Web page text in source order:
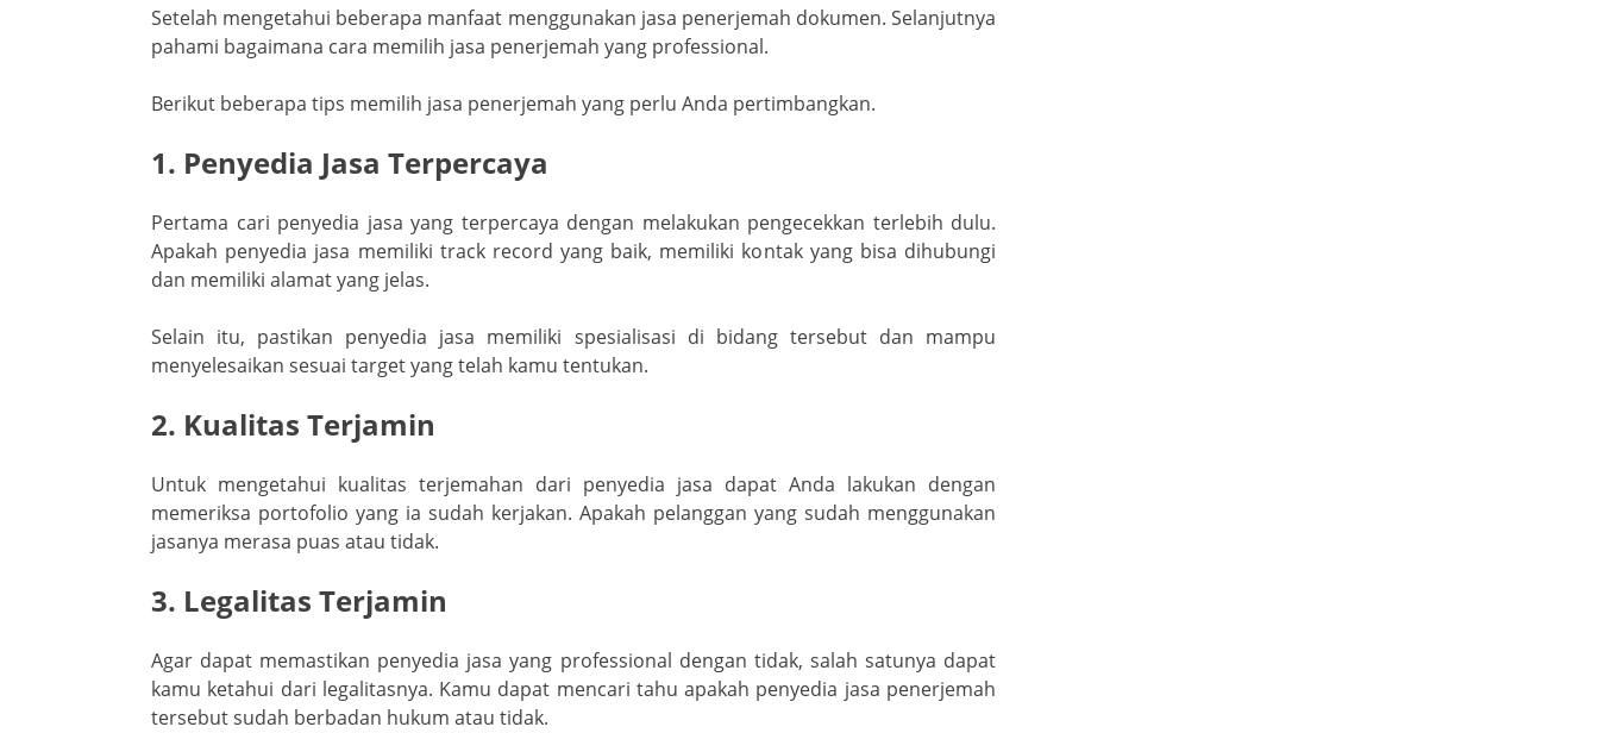
Setelah mengetahui beberapa manfaat menggunakan jasa penerjemah dokumen. Selanjutnya
pahami bagaimana cara memilih jasa penerjemah yang professional.
Berikut beberapa tips memilih jasa penerjemah yang perlu Anda pertimbangkan.
1. Penyedia Jasa Terpercaya
Pertama cari penyedia jasa yang terpercaya dengan melakukan pengecekkan terlebih dulu.
Apakah penyedia jasa memiliki track record yang baik, memiliki kontak yang bisa dihubungi
dan memiliki alamat yang jelas.
Selain itu, pastikan penyedia jasa memiliki spesialisasi di bidang tersebut dan mampu
menyelesaikan sesuai target yang telah kamu tentukan.
2. Kualitas Terjamin
Untuk mengetahui kualitas terjemahan dari penyedia jasa dapat Anda lakukan dengan
memeriksa portofolio yang ia sudah kerjakan. Apakah pelanggan yang sudah menggunakan
jasanya merasa puas atau tidak.
3. Legalitas Terjamin
Agar dapat memastikan penyedia jasa yang professional dengan tidak, salah satunya dapat
kamu ketahui dari legalitasnya. Kamu dapat mencari tahu apakah penyedia jasa penerjemah
tersebut sudah berbadan hukum atau tidak.